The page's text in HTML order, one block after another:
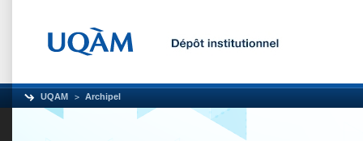
UQAM Archipel